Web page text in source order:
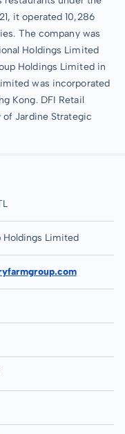
it operated 10,286
The company was
Holdings Limited
Holdings Limited in
was incorporated
Kong. DFI Retail
Jardine Strategic
Holdings Limited